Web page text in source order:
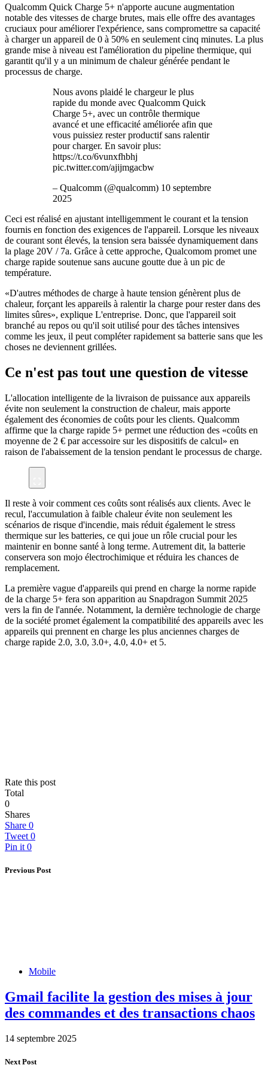
Qualcomm Quick Charge 5+ n'apporte aucune augmentation
notable des vitesses de charge brutes, mais elle offre des avantages
cruciaux pour améliorer l'expérience, sans compromettre sa capacité
à charger un appareil de 0 à 50% en seulement cinq minutes. La plus
grande mise à niveau est l'amélioration du pipeline thermique, qui
garantit qu'il y a un minimum de chaleur générée pendant le
processus de charge.
Nous avons plaidé le chargeur le plus
rapide du monde avec Qualcomm Quick
Charge 5+, avec un contrôle thermique
avancé et une efficacité améliorée afin que
vous puissiez rester productif sans ralentir
pour charger. En savoir plus:
https://t.co/6vunxfhbhj
pic.twitter.com/ajijmgacbw
– Qualcomm (@qualcomm) 10 septembre
2025
Ceci est réalisé en ajustant intelligemment le courant et la tension
fournis en fonction des exigences de l'appareil. Lorsque les niveaux
de courant sont élevés, la tension sera baissée dynamiquement dans
la plage 20V / 7a. Grâce à cette approche, Qualcomom promet une
charge rapide soutenue sans aucune goutte due à un pic de
température.
«D'autres méthodes de charge à haute tension génèrent plus de
chaleur, forçant les appareils à ralentir la charge pour rester dans des
limites sûres», explique L'entreprise. Donc, que l'appareil soit
branché au repos ou qu'il soit utilisé pour des tâches intensives
comme les jeux, il peut compléter rapidement sa batterie sans que les
choses ne deviennent grillées.
Ce n'est pas tout une question de vitesse
L'allocation intelligente de la livraison de puissance aux appareils
évite non seulement la construction de chaleur, mais apporte
également des économies de coûts pour les clients. Qualcomm
affirme que la charge rapide 5+ permet une réduction des «coûts en
moyenne de 2 € par accessoire sur les dispositifs de calcul» en
raison de l'abaissement de la tension pendant le processus de charge.
Il reste à voir comment ces coûts sont réalisés aux clients. Avec le
recul, l'accumulation à faible chaleur évite non seulement les
scénarios de risque d'incendie, mais réduit également le stress
thermique sur les batteries, ce qui joue un rôle crucial pour les
maintenir en bonne santé à long terme. Autrement dit, la batterie
conservera son mojo électrochimique et réduira les chances de
remplacement.
La première vague d'appareils qui prend en charge la norme rapide
de la charge 5+ fera son apparition au Snapdragon Summit 2025
vers la fin de l'année. Notamment, la dernière technologie de charge
de la société promet également la compatibilité des appareils avec les
appareils qui prennent en charge les plus anciennes charges de
charge rapide 2.0, 3.0, 3.0+, 4.0, 4.0+ et 5.
Rate this post
Total
0
Shares
Share 0
Tweet 0
Pin it 0
Previous Post
Mobile
Gmail facilite la gestion des mises à jour
des commandes et des transactions chaos
14 septembre 2025
Next Post